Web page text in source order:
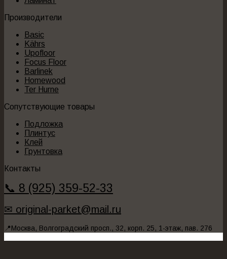
Производители
Basic
Kährs
Upofloor
Focus Floor
Barlinek
Homewood
Ter Hurne
Сопутствующие товары
Подложка
Плинтус
Клей
Грунтовка
Контакты
📞 8 (925) 359-52-33
✉ original-parket@mail.ru
📍Москва, Волгоградский просп., 32, корп. 25, 1-этаж, пав. 276